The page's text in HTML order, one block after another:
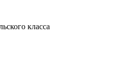
класса